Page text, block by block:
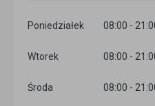
Poniedziałek 08:00 -
Wtorek 08:00 -
Środa 08:00 -